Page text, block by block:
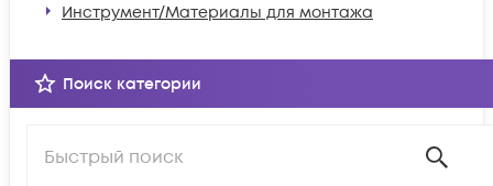
Инструмент/Материалы для монтажа
Поиск категории